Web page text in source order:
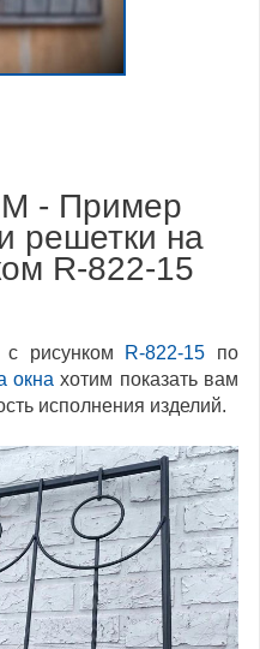
- Пример
решетки на
R-822-15
рисунком R-822-15 по
окна хотим показать вам
исполнения изделий.